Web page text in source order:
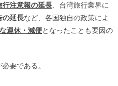
行注意報の延長 、台湾旅行業界に
の延長など、各国独自の政策によ
運休・減便となったことも要因の
要である。